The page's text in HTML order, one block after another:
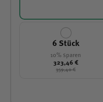
6 Stück
10% sparen
323,46 €
359,40 €